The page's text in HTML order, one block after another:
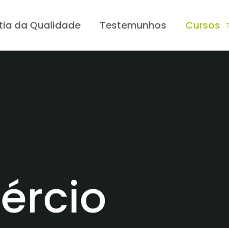
da Qualidade Testemunhos Cursos